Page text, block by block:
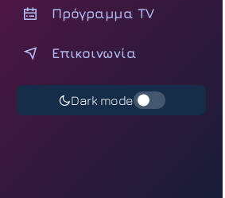
Πρόγραμμα TV
Επικοινωνία
Dark mode